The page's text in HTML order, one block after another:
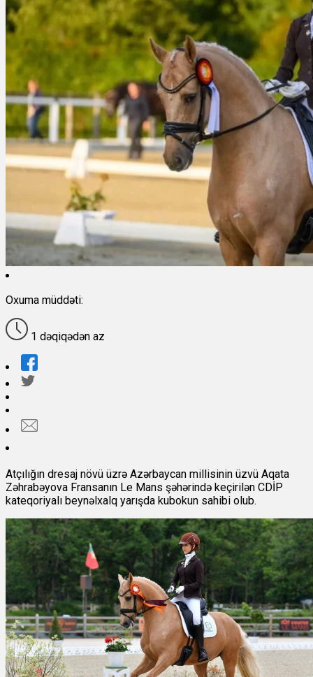
Oxuma müddəti:
1 dəqiqədən az
Atçılığın dresaj növü üzrə Azərbaycan millisinin üzvü Aqata
Zəhrabəyova Fransanın Le Mans şəhərində keçirilən CDİP
kateqoriyalı beynəlxalq yarışda kubokun sahibi olub.